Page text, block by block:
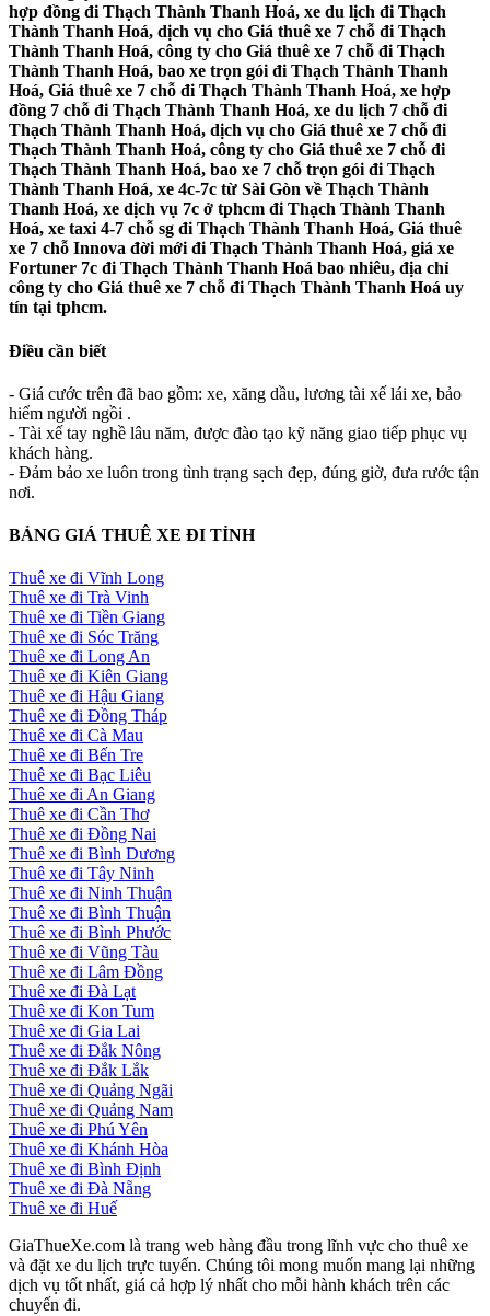
hợp đồng đi Thạch Thành Thanh Hoá, xe du lịch đi Thạch
Thành Thanh Hoá, dịch vụ cho Giá thuê xe 7 chỗ đi Thạch
Thành Thanh Hoá, công ty cho Giá thuê xe 7 chỗ đi Thạch
Thành Thanh Hoá, bao xe trọn gói đi Thạch Thành Thanh
Hoá, Giá thuê xe 7 chỗ đi Thạch Thành Thanh Hoá, xe hợp
đồng 7 chỗ đi Thạch Thành Thanh Hoá, xe du lịch 7 chỗ đi
Thạch Thành Thanh Hoá, dịch vụ cho Giá thuê xe 7 chỗ đi
Thạch Thành Thanh Hoá, công ty cho Giá thuê xe 7 chỗ đi
Thạch Thành Thanh Hoá, bao xe 7 chỗ trọn gói đi Thạch
Thành Thanh Hoá, xe 4c-7c từ Sài Gòn về Thạch Thành
Thanh Hoá, xe dịch vụ 7c ở tphcm đi Thạch Thành Thanh
Hoá, xe taxi 4-7 chỗ sg đi Thạch Thành Thanh Hoá, Giá thuê
xe 7 chỗ Innova đời mới đi Thạch Thành Thanh Hoá, giá xe
Fortuner 7c đi Thạch Thành Thanh Hoá bao nhiêu, địa chỉ
công ty cho Giá thuê xe 7 chỗ đi Thạch Thành Thanh Hoá uy
tín tại tphcm.
Điều cần biết
- Giá cước trên đã bao gồm: xe, xăng dầu, lương tài xế lái xe, bảo
hiểm người ngồi .
- Tài xế tay nghề lâu năm, được đào tạo kỹ năng giao tiếp phục vụ
khách hàng.
- Đảm bảo xe luôn trong tình trạng sạch đẹp, đúng giờ, đưa rước tận
nơi.
BẢNG GIÁ THUÊ XE ĐI TỈNH
Thuê xe đi Vĩnh Long
Thuê xe đi Trà Vinh
Thuê xe đi Tiền Giang
Thuê xe đi Sóc Trăng
Thuê xe đi Long An
Thuê xe đi Kiên Giang
Thuê xe đi Hậu Giang
Thuê xe đi Đồng Tháp
Thuê xe đi Cà Mau
Thuê xe đi Bến Tre
Thuê xe đi Bạc Liêu
Thuê xe đi An Giang
Thuê xe đi Cần Thơ
Thuê xe đi Đồng Nai
Thuê xe đi Bình Dương
Thuê xe đi Tây Ninh
Thuê xe đi Ninh Thuận
Thuê xe đi Bình Thuận
Thuê xe đi Bình Phước
Thuê xe đi Vũng Tàu
Thuê xe đi Lâm Đồng
Thuê xe đi Đà Lạt
Thuê xe đi Kon Tum
Thuê xe đi Gia Lai
Thuê xe đi Đắk Nông
Thuê xe đi Đắk Lắk
Thuê xe đi Quảng Ngãi
Thuê xe đi Quảng Nam
Thuê xe đi Phú Yên
Thuê xe đi Khánh Hòa
Thuê xe đi Bình Định
Thuê xe đi Đà Nẵng
Thuê xe đi Huế
GiaThueXe.com là trang web hàng đầu trong lĩnh vực cho thuê xe
và đặt xe du lịch trực tuyến. Chúng tôi mong muốn mang lại những
dịch vụ tốt nhất, giá cả hợp lý nhất cho mỗi hành khách trên các
chuyến đi.